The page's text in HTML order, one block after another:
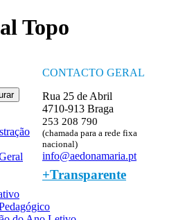
Topo
CONTACTO GERAL
Rua 25 de Abril
4710-913 Braga
253 208 790
(chamada para a rede fixa
nacional)
info@aedonamaria.pt
+Transparente